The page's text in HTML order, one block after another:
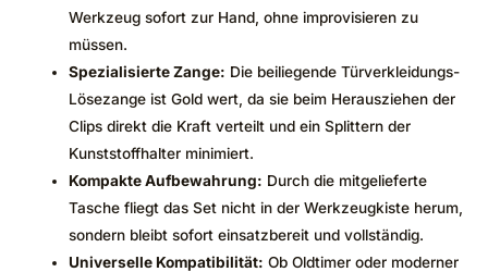
Werkzeug sofort zur Hand, ohne improvisieren zu
müssen.
Spezialisierte Zange: Die beiliegende Türverkleidungs-
Lösezange ist Gold wert, da sie beim Herausziehen der
Clips direkt die Kraft verteilt und ein Splittern der
Kunststoffhalter minimiert.
Kompakte Aufbewahrung: Durch die mitgelieferte
Tasche fliegt das Set nicht in der Werkzeugkiste herum,
sondern bleibt sofort einsatzbereit und vollständig.
Universelle Kompatibilität: Ob Oldtimer oder moderner